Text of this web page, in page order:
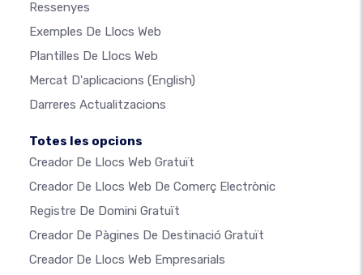
Ressenyes
Exemples De Llocs Web
Plantilles De Llocs Web
Mercat D'aplicacions (English)
Darreres Actualitzacions
Totes les opcions
Creador De Llocs Web Gratuït
Creador De Llocs Web De Comerç Electrònic
Registre De Domini Gratuït
Creador De Pàgines De Destinació Gratuït
Creador De Llocs Web Empresarials